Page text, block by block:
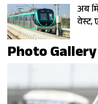
अब
वेस्ट,
Photo Gallery